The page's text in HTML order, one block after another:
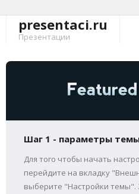
Перейтиpresentaci.ru
Презентации
Шаг 1 - параметры
Для того чтобы начать
перейдите на вкладку
выберите "Настройки темы".